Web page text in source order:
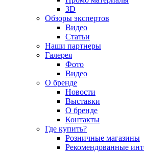
3D
Обзоры экспертов
Видео
Статьи
Наши партнеры
Галерея
Фото
Видео
О бренде
Новости
Выставки
О бренде
Контакты
Где купить?
Розничные магазины
Рекомендованные